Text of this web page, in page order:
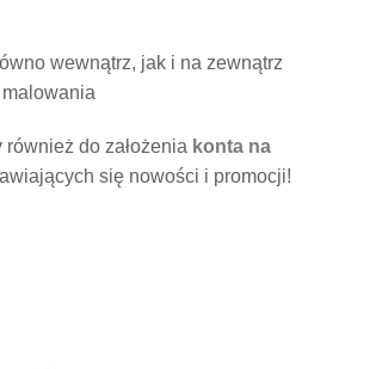
wewnątrz, jak i na zewnątrz
również do założenia konta na
się nowości i promocji!